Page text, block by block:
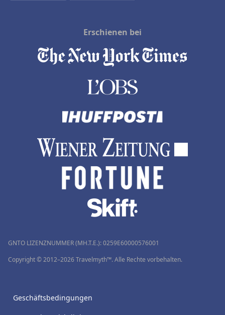
Erschienen bei
GNTO LIZENZNUMMER (MH.T.E.): 0259Ε60000576001
Copyright © 2012–2026 Travelmyth™. Alle Rechte vorbehalten.
Geschäftsbedingungen